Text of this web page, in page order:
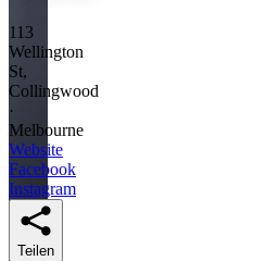
113
Wellington
St,
Collingwood
·
Melbourne
Website
Facebook
Instagram
Teilen